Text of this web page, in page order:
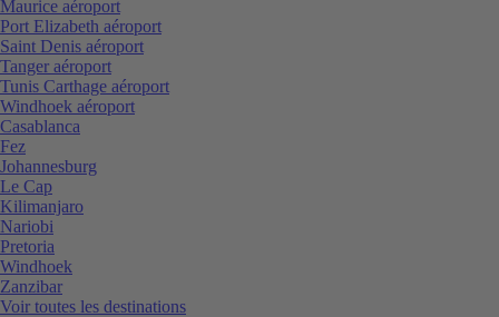
Maurice aéroport
Port Elizabeth aéroport
Saint Denis aéroport
Tanger aéroport
Tunis Carthage aéroport
Windhoek aéroport
Casablanca
Fez
Johannesburg
Le Cap
Kilimanjaro
Nariobi
Pretoria
Windhoek
Zanzibar
Voir toutes les destinations